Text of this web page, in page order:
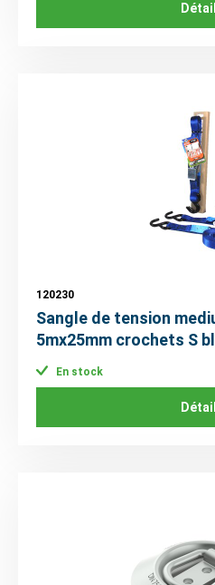
120230
Sangle de tension
5mx25mm crochets S
En stock